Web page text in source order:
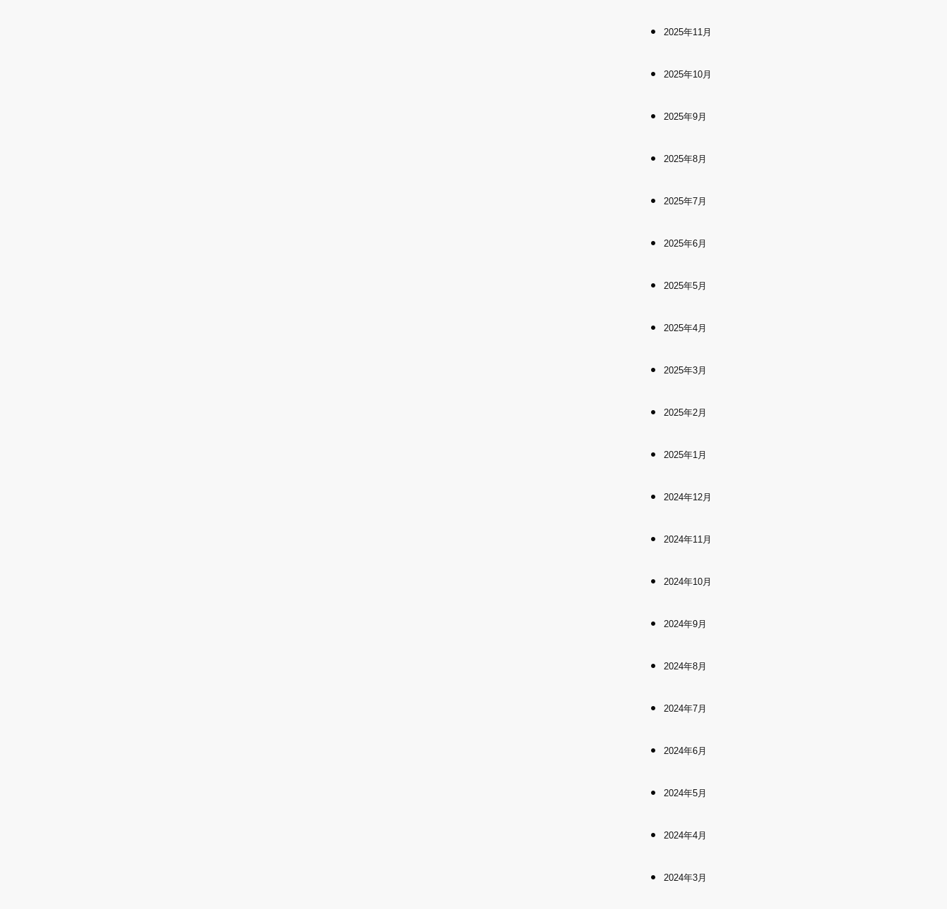
2025年11月
2025年10月
2025年9月
2025年8月
2025年7月
2025年6月
2025年5月
2025年4月
2025年3月
2025年2月
2025年1月
2024年12月
2024年11月
2024年10月
2024年9月
2024年8月
2024年7月
2024年6月
2024年5月
2024年4月
2024年3月